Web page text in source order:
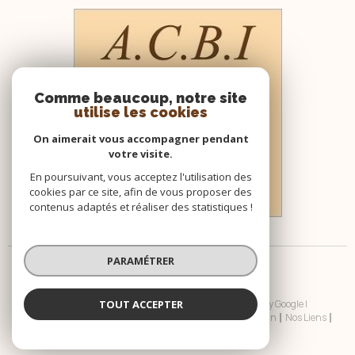
© 2026 | Tous droits réservés | Traduction powered by Google |
Nos Honoraires
Plan Du Site Mentions Légales Admin
Nos Liens
Comme beaucoup, notre site
utilise les cookies
On aimerait vous accompagner pendant
votre visite.
En poursuivant, vous acceptez l'utilisation des
cookies par ce site, afin de vous proposer des
contenus adaptés et réaliser des statistiques !
PARAMÉTRER
TOUT ACCEPTER